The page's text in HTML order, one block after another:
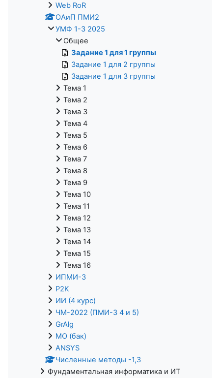
Web RoR
ОАиП ПМИ2
УМФ 1-3 2025
Общее
Задание 1 для 1 группы
Задание 1 для 2 группы
Задание 1 для 3 группы
Тема 1
Тема 2
Тема 3
Тема 4
Тема 5
Тема 6
Тема 7
Тема 8
Тема 9
Тема 10
Тема 11
Тема 12
Тема 13
Тема 14
Тема 15
Тема 16
ИПМИ-3
P2K
ИИ (4 курс)
ЧМ-2022 (ПМИ-3 4 и 5)
GrAlg
МО (бак)
ANSYS
Численные методы -1,3
Фундаментальная информатика и ИТ